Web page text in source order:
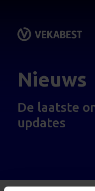
Nieuws
De laatste
updates